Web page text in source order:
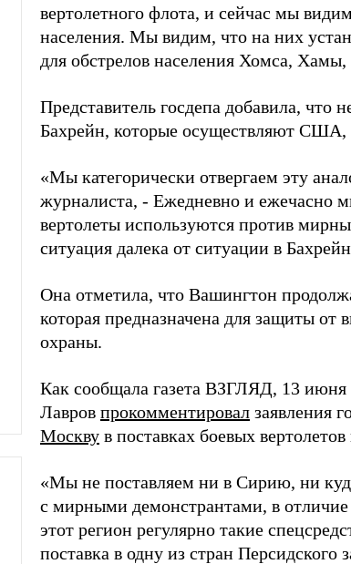
вертолетного флота, и сейчас мы
населения. Мы видим, что на них
для обстрелов населения Хомса,
Представитель госдепа добавила, что
Бахрейн, которые осуществляют
«Мы категорически отвергаем эту
журналиста, - Ежедневно и ежечасно
вертолеты используются против
ситуация далека от ситуации в
Она отметила, что Вашингтон
которая предназначена для защиты от
охраны.
Как сообщала газета ВЗГЛЯД, 13
Лавров прокомментировал заявления
Москву в поставках боевых
«Мы не поставляем ни в Сирию, ни
с мирными демонстрантами, в
этот регион регулярно такие
поставка в одну из стран